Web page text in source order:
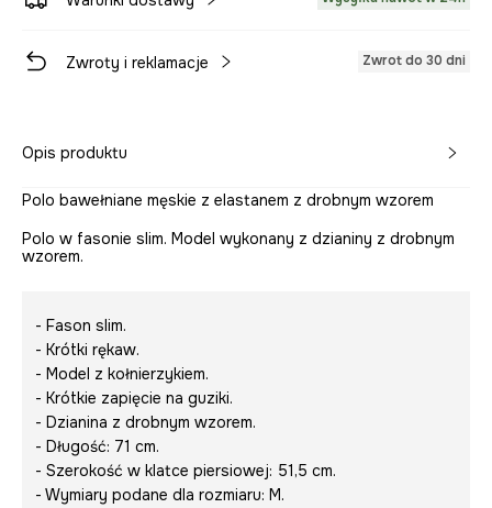
Zwroty i reklamacje Zwrot do 30 dni
Opis produktu
Polo bawełniane męskie z elastanem z drobnym wzorem
Polo w fasonie slim. Model wykonany z dzianiny z drobnym
wzorem.
- Fason slim.
- Krótki rękaw.
- Model z kołnierzykiem.
- Krótkie zapięcie na guziki.
- Dzianina z drobnym wzorem.
- Długość: 71 cm.
- Szerokość w klatce piersiowej: 51,5 cm.
- Wymiary podane dla rozmiaru: M.